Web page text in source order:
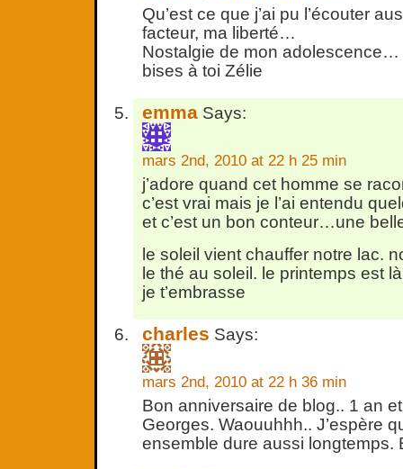
Qu’est ce que j’ai pu l’écouter
facteur, ma liberté…
Nostalgie de mon adolescence…
bises à toi Zélie
emma Says:
mars 2nd, 2010 at 22 h 25 min
j’adore quand cet homme se
c’est vrai mais je l’ai entendu
et c’est un bon conteur…une
le soleil vient chauffer notre lac.
le thé au soleil. le printemps est
je t’embrasse
charles Says:
mars 2nd, 2010 at 22 h 36 min
Bon anniversaire de blog.. 1 an
Georges. Waouuhhh.. J’espère
ensemble dure aussi longtemps.